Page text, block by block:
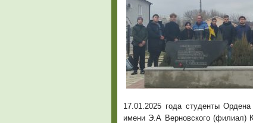
17.01.2025 года студенты
имени Э.А Верновского (филиал)